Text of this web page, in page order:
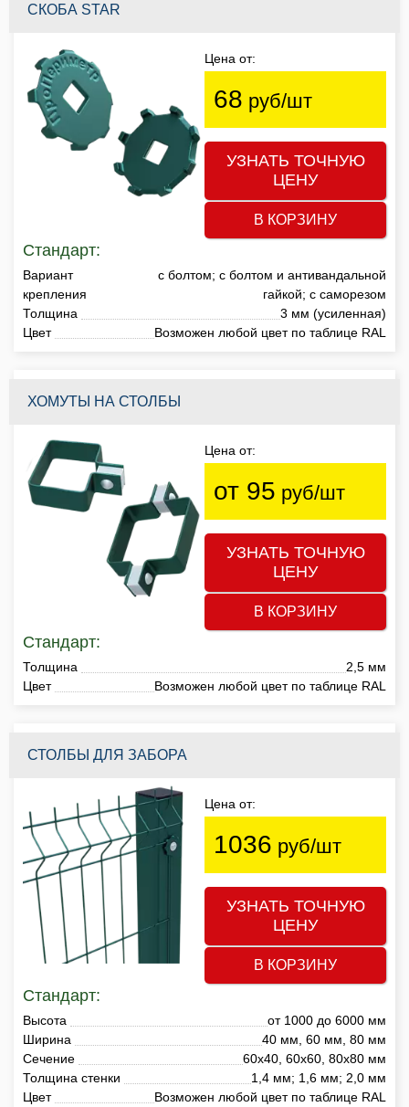
СКОБА STAR
Цена от:
68 руб/шт
УЗНАТЬ ТОЧНУЮ
ЦЕНУ
В КОРЗИНУ
Стандарт:
Вариант
крепления
с болтом; с болтом и антивандальной
гайкой; с саморезом
Толщина
3 мм (усиленная)
Цвет
Возможен любой цвет по таблице RAL
ХОМУТЫ НА СТОЛБЫ
Цена от:
от 95 руб/шт
УЗНАТЬ ТОЧНУЮ
ЦЕНУ
В КОРЗИНУ
Стандарт:
Толщина
2,5 мм
Цвет
Возможен любой цвет по таблице RAL
СТОЛБЫ ДЛЯ ЗАБОРА
Цена от:
1036 руб/шт
УЗНАТЬ ТОЧНУЮ
ЦЕНУ
В КОРЗИНУ
Стандарт:
Высота
от 1000 до 6000 мм
Ширина
40 мм, 60 мм, 80 мм
Сечение
60х40, 60х60, 80х80 мм
Толщина стенки
1,4 мм; 1,6 мм; 2,0 мм
Цвет
Возможен любой цвет по таблице RAL